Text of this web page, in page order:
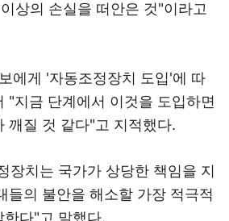
상의 손실을 떠안은 것"이라고
에게 '자동조정장치 도입'에 따
"지금 단계에서 이것을 도입하면
깨질 것 같다"고 지적했다.
장치는 국가가 상당한 책임을 지
들의 불안을 해소할 가장 적극적
한다"고 말했다.